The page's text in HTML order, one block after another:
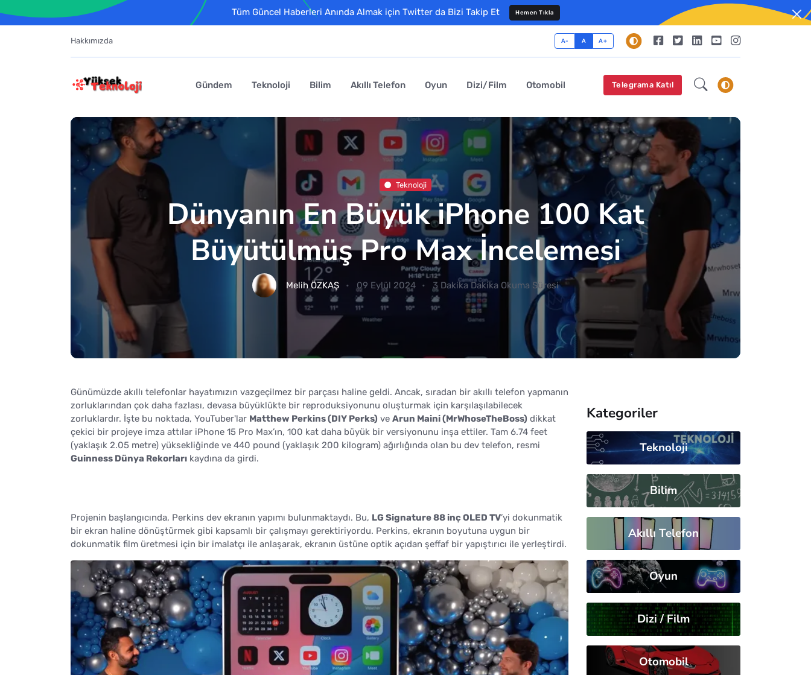
Tüm Güncel Haberleri Anında Almak için Twitter da Bizi Takip Et Hemen Tıkla
Hakkımızda A- A A+
Gündem Teknoloji Bilim Akıllı Telefon Oyun Dizi/Film Otomobil Telegrama Katıl
Teknoloji
Dünyanın En Büyük iPhone 100 Kat
Büyütülmüş Pro Max İncelemesi
Melih ÖZKAŞ 09 Eylül 2024 3 Dakika Dakika Okuma Süresi
Günümüzde akıllı telefonlar hayatımızın vazgeçilmez bir parçası haline geldi. Ancak, sıradan bir akıllı telefon yapmanın
zorluklarından çok daha fazlası, devasa büyüklükte bir reproduksiyonunu oluşturmak için karşılaşılabilecek
zorluklardır. İşte bu noktada, YouTuber'lar Matthew Perkins (DIY Perks) ve Arun Maini (MrWhoseTheBoss) dikkat
çekici bir projeye imza attılar iPhone 15 Pro Max’ın, 100 kat daha büyük bir versiyonunu inşa ettiler. Tam 6.74 feet
(yaklaşık 2.05 metre) yüksekliğinde ve 440 pound (yaklaşık 200 kilogram) ağırlığında olan bu dev telefon, resmi
Guinness Dünya Rekorları kaydına da girdi.
Projenin başlangıcında, Perkins dev ekranın yapımı bulunmaktaydı. Bu, LG Signature 88 inç OLED TV’yi dokunmatik
bir ekran haline dönüştürmek gibi kapsamlı bir çalışmayı gerektiriyordu. Perkins, ekranın boyutuna uygun bir
dokunmatik film üretmesi için bir imalatçı ile anlaşarak, ekranın üstüne optik açıdan şeffaf bir yapıştırıcı ile yerleştirdi.
Kategoriler
Teknoloji
Bilim
Akıllı Telefon
Oyun
Dizi / Film
Otomobil